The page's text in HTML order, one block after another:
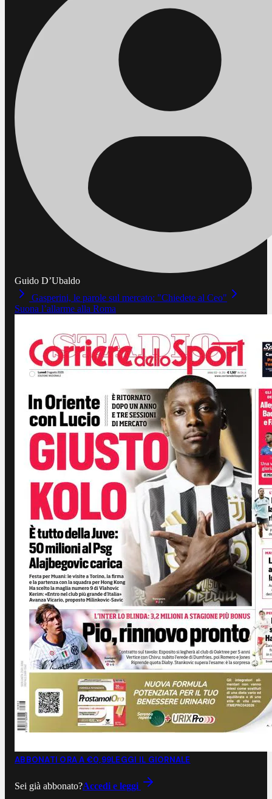
Guido D’Ubaldo
Gasperini, le parole sul mercato: "Chiedete al Ceo"
Suona l’allarme alla Roma
ABBONATI ORA A €0,99LEGGI IL GIORNALE
Sei già abbonato?Accedi e leggi